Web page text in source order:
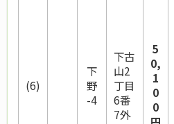
(6)
下
野
-4
下古
山2
丁目
6番
7外
5
0,
1
0
0